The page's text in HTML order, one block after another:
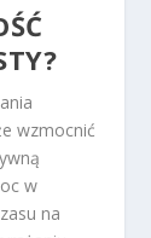
wzmocnić
w
na